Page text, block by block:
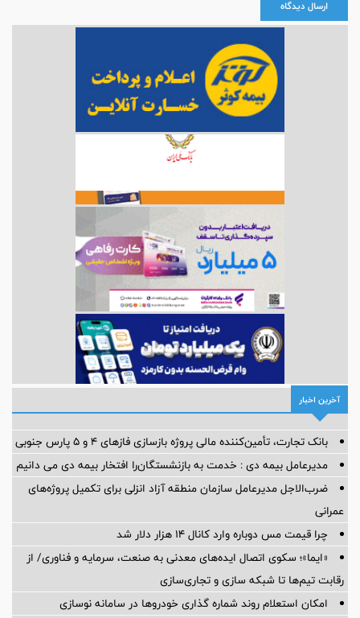
ارسال دیدگاه
آخرین اخبار
بانک تجارت، تأمین‌کننده مالی پروژه بازسازی فازهای ۴ و ۵ پارس جنوبی
مدیرعامل بیمه دی : خدمت به بازنشستگان‌را افتخار بیمه دی می دانیم
ضرب‌الاجل مدیرعامل سازمان منطقه آزاد انزلی برای تكمیل پروژه‌های
عمرانی
چرا قیمت مس دوباره وارد کانال ۱۴ هزار دلار شد
«ایما»؛ سکوی اتصال ایده‌های معدنی به صنعت، سرمایه و فناوری/ از
رقابت تیم‌ها تا شبکه سازی و تجاری‌سازی
امکان استعلام روند شماره گذاری خودروها در سامانه نوسازی